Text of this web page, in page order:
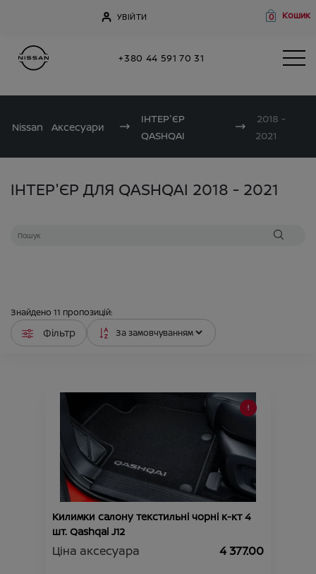
УВІЙТИ 0 Кошик
+380 44 591 70 31
Nissan Аксесуари
ІНТЕР'ЄР
QASHQAI
2018 -
2021
ІНТЕР'ЄР ДЛЯ QASHQAI 2018 - 2021
Знайдено 11 пропозицій:
Фільтр
Килимки салону текстильні чорні к-кт 4
шт. Qashqai J12
Ціна аксесуара 4 377.00